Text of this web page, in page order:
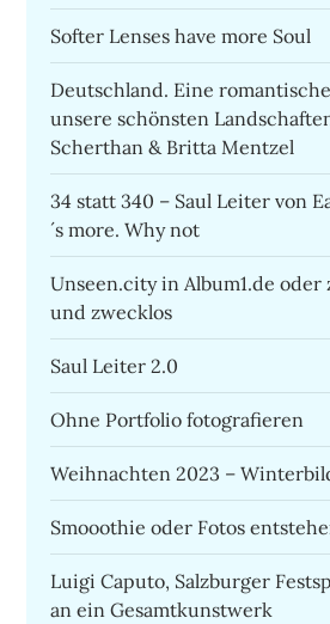
Softer Lenses have more Soul
Deutschland. Eine
unsere schönsten
Scherthan & Britta Mentzel
34 statt 340 – Saul Leiter von
´s more. Why not
Unseen.city in Album1.de
und zwecklos
Saul Leiter 2.0
Ohne Portfolio fotografieren
Weihnachten 2023 –
Smooothie oder Fotos
Luigi Caputo, Salzburger
an ein Gesamtkunstwerk